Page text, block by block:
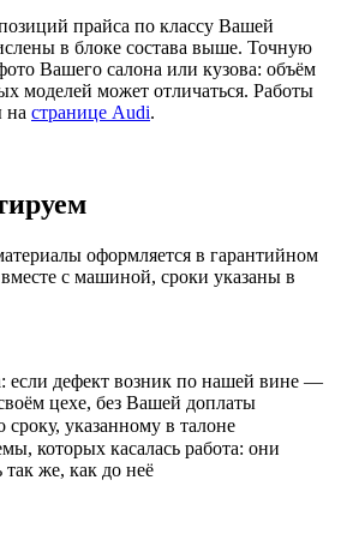
прайса по классу Вашей
в блоке состава выше. Точную
Вашего салона или кузова: объём
моделей может отличаться. Работы
на странице Audi.
оформляется в гарантийном
с машиной, сроки указаны в
если дефект возник по нашей вине —
цехе, без Вашей доплаты
указанному в талоне
которых касалась работа: они
же, как до неё